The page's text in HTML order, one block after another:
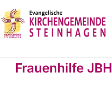
Frauenhilfe JBH